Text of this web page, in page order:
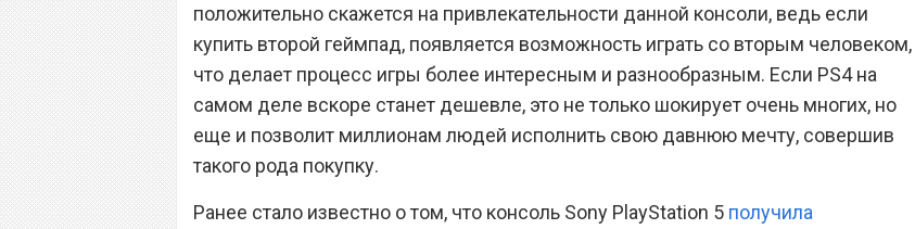
положительно скажется на привлекательности данной консоли, ведь если
купить второй геймпад, появляется возможность играть со вторым человеком,
что делает процесс игры более интересным и разнообразным. Если PS4 на
самом деле вскоре станет дешевле, это не только шокирует очень многих, но
еще и позволит миллионам людей исполнить свою давнюю мечту, совершив
такого рода покупку.
Ранее стало известно о том, что консоль Sony PlayStation 5 получила